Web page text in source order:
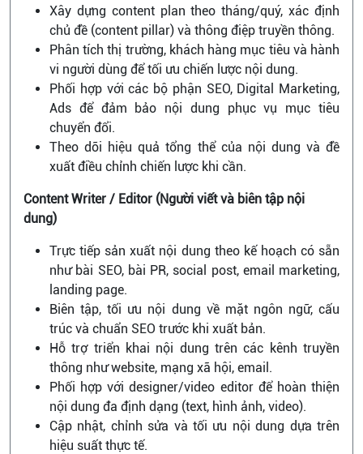
Xây dựng content plan theo tháng/quý, xác định
chủ đề (content pillar) và thông điệp truyền thông.
Phân tích thị trường, khách hàng mục tiêu và hành
vi người dùng để tối ưu chiến lược nội dung.
Phối hợp với các bộ phận SEO, Digital Marketing,
Ads để đảm bảo nội dung phục vụ mục tiêu
chuyển đổi.
Theo dõi hiệu quả tổng thể của nội dung và đề
xuất điều chỉnh chiến lược khi cần.
Content Writer / Editor (Người viết và biên tập nội
dung)
Trực tiếp sản xuất nội dung theo kế hoạch có sẵn
như bài SEO, bài PR, social post, email marketing,
landing page.
Biên tập, tối ưu nội dung về mặt ngôn ngữ, cấu
trúc và chuẩn SEO trước khi xuất bản.
Hỗ trợ triển khai nội dung trên các kênh truyền
thông như website, mạng xã hội, email.
Phối hợp với designer/video editor để hoàn thiện
nội dung đa định dạng (text, hình ảnh, video).
Cập nhật, chỉnh sửa và tối ưu nội dung dựa trên
hiệu suất thực tế.